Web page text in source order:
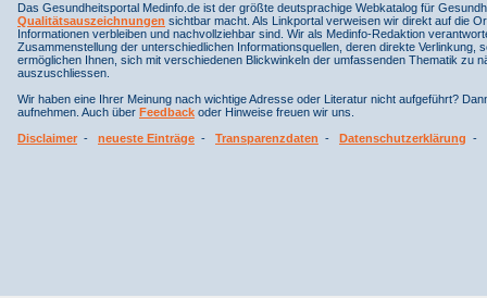
Das Gesundheitsportal Medinfo.de ist der größte deutsprachige Webkatalog für
Qualitätsauszeichnungen sichtbar macht. Als Linkportal verweisen wir direkt auf die
Informationen verbleiben und nachvollziehbar sind. Wir als Medinfo-Redaktion
Zusammenstellung der unterschiedlichen Informationsquellen, deren direkte
ermöglichen Ihnen, sich mit verschiedenen Blickwinkeln der umfassenden Thematik
auszuschliessen.
Wir haben eine Ihrer Meinung nach wichtige Adresse oder Literatur nicht aufgeführt?
aufnehmen. Auch über Feedback oder Hinweise freuen wir uns.
Disclaimer - neueste Einträge - Transparenzdaten - Datenschutzerklärung -